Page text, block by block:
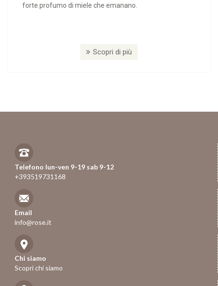
forte profumo di miele che emanano.
Scopri di più
Telefono lun-ven 9-19 sab 9-12
+393519731168
Email
info@rose.it
Chi siamo
Scopri chi siamo